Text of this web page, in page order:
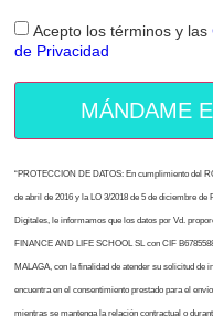
Acepto los términos y las
de Privacidad
MÁNDAME
“PROTECCION DE DATOS: En cumplimiento del
de abril de 2016 y la LO 3/2018 de 5 de diciembre
Digitales, le informamos que los datos por Vd.
FINANCE AND LIFE SCHOOL SL con CIF
MALAGA, con la finalidad de atender su solicitud de
encuentra en el consentimiento prestado para el
mientras se mantenga la relación contractual o